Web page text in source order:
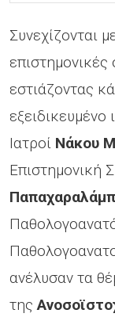
Συνεχίζονται
επιστημονικές
εστιάζοντας
Ιατροί Νάκου
Επιστημονική
ανέλυσαν τα
της